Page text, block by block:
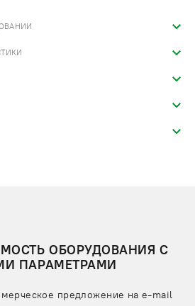
ОБОРУДОВАНИЯ С
ПАРАМЕТРАМИ
предложение на e-mail